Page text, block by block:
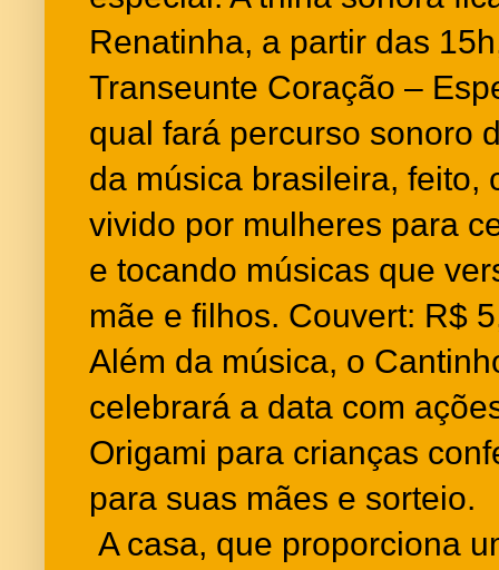
Renatinha, a partir das
Transeunte Coração –
qual fará percurso sonoro
da música brasileira, feito,
vivido por mulheres para
e tocando músicas que
mãe e filhos. Couvert: R$
Além da música, o
celebrará a data com
Origami para crianças
para suas mães e sorteio.
A casa, que proporciona